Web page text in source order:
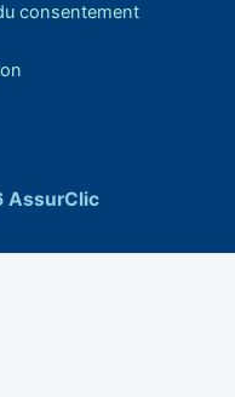
consentement
AssurClic